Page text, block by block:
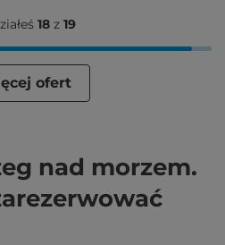
18 z 19
ofert
nad morzem.